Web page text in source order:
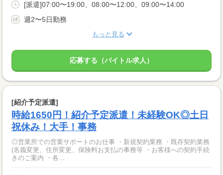
[派遣]07:00〜19:00、08:00〜12:00、09:00〜14:00
週2〜5日勤務
もっと見る
応募する（バイトル求人）
[紹介予定派遣]
時給1650円！紹介予定派遣！未経験OK◎土日
祝休み！大手！事務
◎営業所での営業サポートのお仕事 ・新規契約業務 ・既存契約業務
(名義変更、住所変更、保険料お支払の事務等 ・お客様への契約手続
きのご案内 ・各...